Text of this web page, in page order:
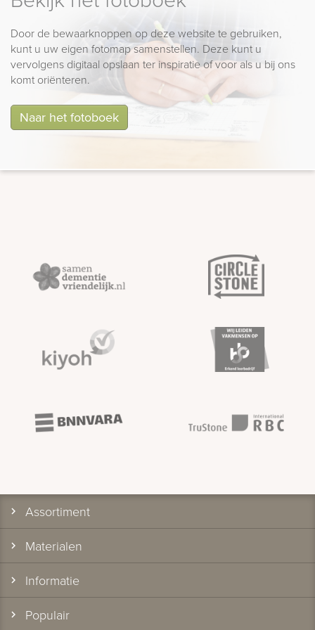
Door de bewaarknoppen op deze website te gebruiken,
kunt u uw eigen fotomap samenstellen. Deze kunt u
vervolgens digitaal opslaan ter inspiratie of voor als u bij ons
komt oriënteren.
Naar het fotoboek
Assortiment
Materialen
Informatie
Populair